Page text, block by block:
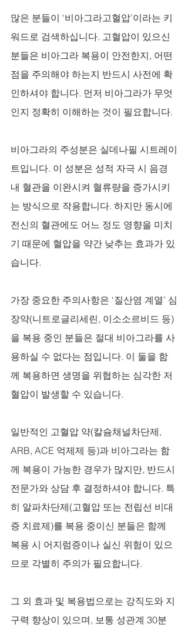
많은 분들이 ‘비아그라고혈압’이라는 키
워드로 검색하십니다. 고혈압이 있으신
분들은 비아그라 복용이 안전한지, 어떤
점을 주의해야 하는지 반드시 사전에 확
인하셔야 합니다. 먼저 비아그라가 무엇
인지 정확히 이해하는 것이 필요합니다.
비아그라의 주성분은 실데나필 시트레이
트입니다. 이 성분은 성적 자극 시 음경
내 혈관을 이완시켜 혈류량을 증가시키
는 방식으로 작용합니다. 하지만 동시에
전신의 혈관에도 어느 정도 영향을 미치
기 때문에 혈압을 약간 낮추는 효과가 있
습니다.
가장 중요한 주의사항은 ‘질산염 계열’ 심
장약(니트로글리세린, 이소소르비드 등)
을 복용 중인 분들은 절대 비아그라를 사
용하실 수 없다는 점입니다. 이 둘을 함
께 복용하면 생명을 위협하는 심각한 저
혈압이 발생할 수 있습니다.
일반적인 고혈압 약(칼슘채널차단제,
ARB, ACE 억제제 등)과 비아그라는 함
께 복용이 가능한 경우가 많지만, 반드시
전문가와 상담 후 결정하셔야 합니다. 특
히 알파차단제(고혈압 또는 전립선 비대
증 치료제)를 복용 중이신 분들은 함께
복용 시 어지럼증이나 실신 위험이 있으
므로 각별히 주의가 필요합니다.
그 외 효과 및 복용법으로는 강직도와 지
구력 향상이 있으며, 보통 성관계 30분